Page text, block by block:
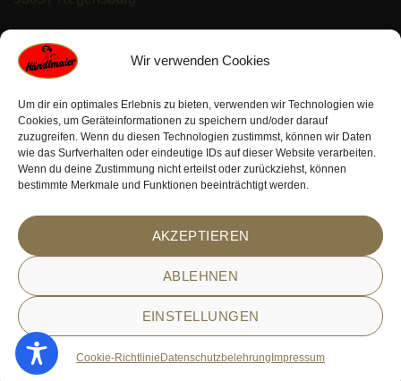
Wir verwenden Cookies
Um dir ein optimales Erlebnis zu bieten, verwenden wir Technologien wie
Cookies, um Geräteinformationen zu speichern und/oder darauf
zuzugreifen. Wenn du diesen Technologien zustimmst, können wir Daten
wie das Surfverhalten oder eindeutige IDs auf dieser Website verarbeiten.
Wenn du deine Zustimmung nicht erteilst oder zurückziehst, können
bestimmte Merkmale und Funktionen beeinträchtigt werden.
AKZEPTIEREN
ABLEHNEN
EINSTELLUNGEN
Cookie-Richtlinie Datenschutzbelehrung Impressum
https://haendlmaier.de/
PayPal Visa MasterCard
Bank
Transfer
Klarna Sofort
Commerce Solutions